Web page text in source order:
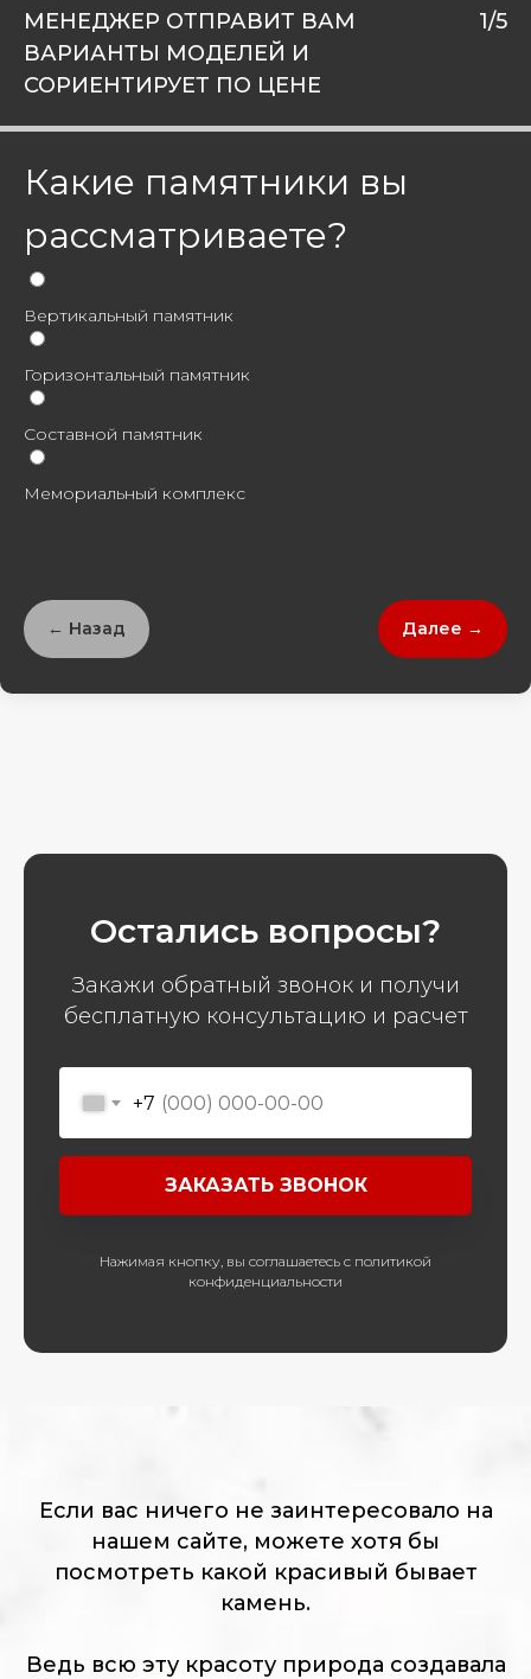
МЕНЕДЖЕР ОТПРАВИТ ВАМ
ВАРИАНТЫ МОДЕЛЕЙ И
СОРИЕНТИРУЕТ ПО ЦЕНЕ
1/5
Какие памятники вы
рассматриваете?
Вертикальный памятник
Горизонтальный памятник
Составной памятник
Мемориальный комплекс
← Назад Далее →
Остались вопросы?
Закажи обратный звонок и получи
бесплатную консультацию и расчет
+7
ЗАКАЗАТЬ ЗВОНОК
Нажимая кнопку, вы соглашаетесь с политикой
конфиденциальности
Если вас ничего не заинтересовало на
нашем сайте, можете хотя бы
посмотреть какой красивый бывает
камень.
Ведь всю эту красоту природа создавала